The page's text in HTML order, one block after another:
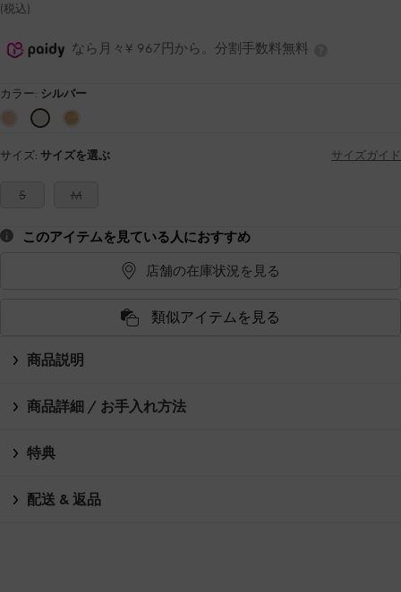
(税込)
なら月々¥ 967円から。分割手数料無料
カラー: シルバー
サイズ: サイズを選ぶ サイズガイド
S M
このアイテムを見ている人におすすめ
店舗の在庫状況を見る
類似アイテムを見る
商品説明
商品詳細 / お手入れ方法
特典
配送 & 返品